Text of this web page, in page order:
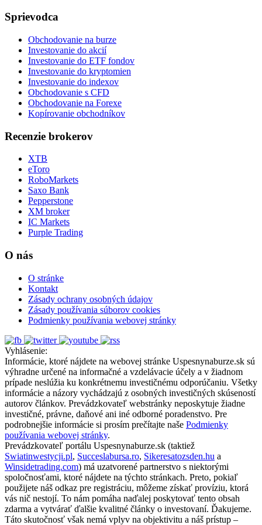
Sprievodca
Obchodovanie na burze
Investovanie do akcií
Investovanie do ETF fondov
Investovanie do kryptomien
Investovanie do indexov
Obchodovanie s CFD
Obchodovanie na Forexe
Kopírovanie obchodníkov
Recenzie brokerov
XTB
eToro
RoboMarkets
Saxo Bank
Pepperstone
XM broker
IC Markets
Purple Trading
O nás
O stránke
Kontakt
Zásady ochrany osobných údajov
Zásady používania súborov cookies
Podmienky používania webovej stránky
Vyhlásenie:
Informácie, ktoré nájdete na webovej stránke Uspesnynaburze.sk sú
výhradne určené na informačné a vzdelávacie účely a v žiadnom
prípade neslúžia ku konkrétnemu investičnému odporúčaniu. Všetky
informácie a názory vychádzajú z osobných investičných skúseností
autorov článkov. Prevádzkovateľ webstránky neposkytuje žiadne
investičné, právne, daňové ani iné odborné poradenstvo. Pre
podrobnejšie informácie si prosím prečítajte naše Podmienky
používania webovej stránky.
Prevádzkovateľ portálu Uspesnynaburze.sk (taktiež
Swiatinwestycji.pl, Succeslabursa.ro, Sikeresatozsden.hu a
Winsidetrading.com) má uzatvorené partnerstvo s niektorými
spoločnosťami, ktoré nájdete na týchto stránkach. Preto, pokiaľ
použijete náš odkaz pre registráciu, môžeme získať províziu, ktorá
vás nič nestojí. To nám pomáha naďalej poskytovať tento obsah
zdarma a vytvárať ďalšie kvalitné články o investovaní. Ďakujeme.
Táto skutočnosť však nemá vplyv na objektivitu a náš prístup –